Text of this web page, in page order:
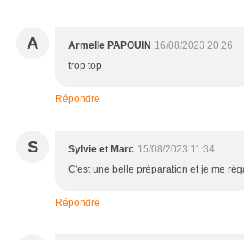
A Armelle PAPOUIN 16/08/2023 20:26
trop top
Répondre
S Sylvie et Marc 15/08/2023 11:34
C'est une belle préparation et je me
Répondre